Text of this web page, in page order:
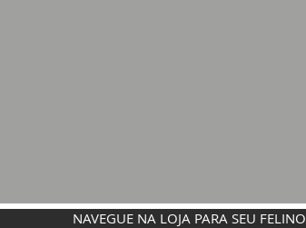
NAVEGUE NA LOJA PARA SEU FELINO